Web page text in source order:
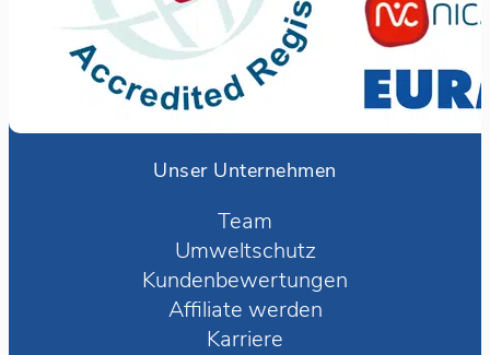
Unser Unternehmen
Team
Umweltschutz
Kundenbewertungen
Affiliate werden
Karriere